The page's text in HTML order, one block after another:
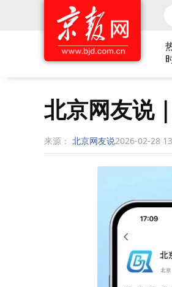
北京网友说
来源： 北京网友说2026-02-28